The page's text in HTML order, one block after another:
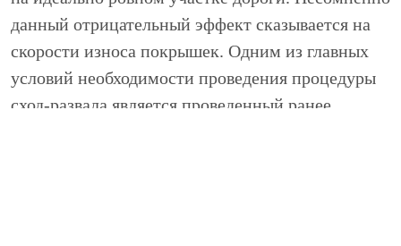
данный отрицательный эффект сказывается на
скорости износа покрышек. Одним из главных
условий необходимости проведения процедуры
сход-развала является проведенный ранее